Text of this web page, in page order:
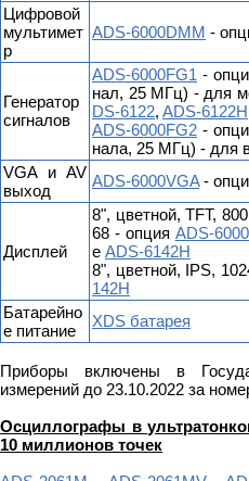
Цифровой
мультимет
р
ADS-6000DMM -
Генератор
сигналов
ADS-6000FG1 -
нал, 25 МГц) - для
DS-6122, ADS-6122H
ADS-6000FG2 -
нала, 25 МГц) - для
VGA и AV
выход
ADS-6000VGA-
Дисплей
8", цветной, TFT,
68 - опция ADS-
е ADS-6142H
8", цветной, IPS,
142H
Батарейно
е питание
XDS батарея
Приборы включены в
измерений до 23.10.2022 за
Осциллографы в
10 миллионов точек